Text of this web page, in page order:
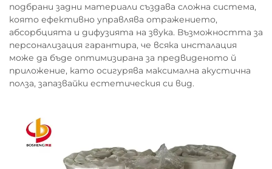
подбрани задни материали създава сложна система,
която ефективно управлява отражението,
абсорбцията и дифузията на звука. Възможността за
персонализация гарантира, че всяка инсталация
може да бъде оптимизирана за предвиденото й
приложение, като осигурява максимална акустична
полза, запазвайки естетическия си вид.